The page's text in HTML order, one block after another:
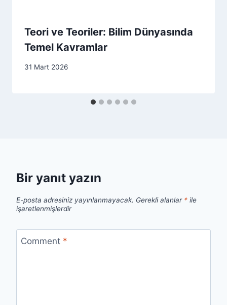
Teori ve Teoriler: Bilim Dünyasında
Temel Kavramlar
31 Mart 2026
Bir yanıt yazın
E-posta adresiniz yayınlanmayacak. Gerekli alanlar * ile
işaretlenmişlerdir
Comment *